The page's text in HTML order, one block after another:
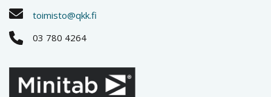
toimisto@qkk.fi
03 780 4264